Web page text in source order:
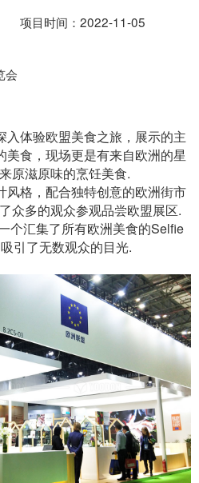
项目时间：2022-11-05
会
入体验欧盟美食之旅，展示的主
食，现场更是有来自欧洲的星
原滋原味的烹饪美食.
风格，配合独特创意的欧洲街市
众多的观众参观品尝欧盟展区.
个汇集了所有欧洲美食的Selfie
引了无数观众的目光.